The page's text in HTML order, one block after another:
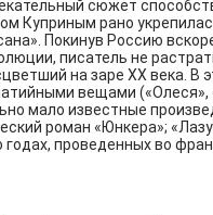
сюжет
Куприным рано
Покинув Россию
писатель не
на заре XX века. В
вещами («Олеся»,
мало известные
роман «Юнкера»;
годах, проведенных во